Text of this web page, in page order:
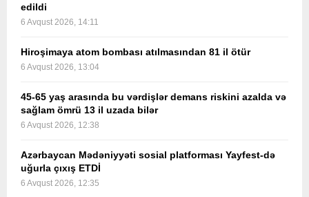
edildi
6 Avqust 2026, 14:11
Hiroşimaya atom bombası atılmasından 81 il ötür
6 Avqust 2026, 13:04
45-65 yaş arasında bu vərdişlər demans riskini azalda və
sağlam ömrü 13 il uzada bilər
6 Avqust 2026, 12:38
Azərbaycan Mədəniyyəti sosial platforması Yayfest-də
uğurla çıxış ETDİ
6 Avqust 2026, 12:35